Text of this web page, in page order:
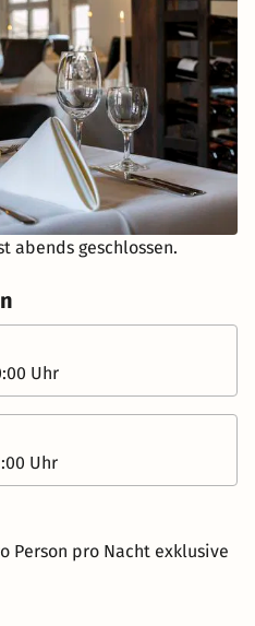
abends geschlossen.
Uhr
Uhr
Person pro Nacht exklusive